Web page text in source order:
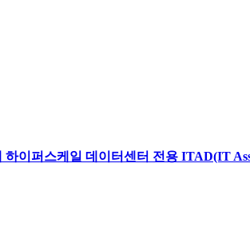
하이퍼스케일 데이터센터 전용 ITAD(IT